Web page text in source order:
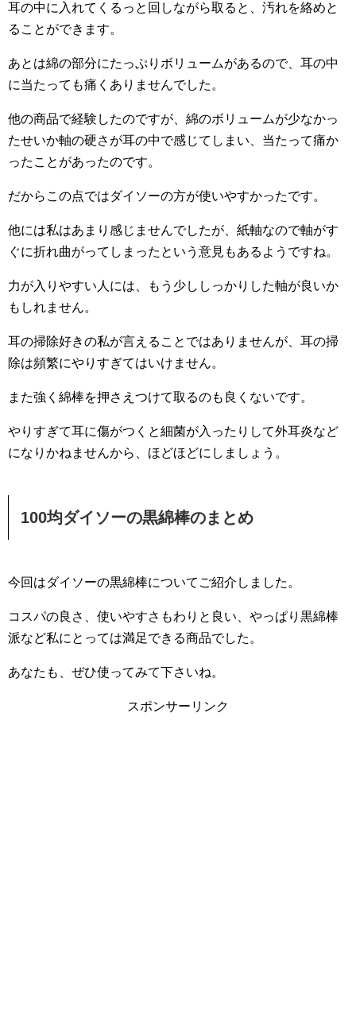
耳の中に入れてくるっと回しながら取ると、汚れを絡めと
ることができます。
あとは綿の部分にたっぷりボリュームがあるので、耳の中
に当たっても痛くありませんでした。
他の商品で経験したのですが、綿のボリュームが少なかっ
たせいか軸の硬さが耳の中で感じてしまい、当たって痛か
ったことがあったのです。
だからこの点ではダイソーの方が使いやすかったです。
他には私はあまり感じませんでしたが、紙軸なので軸がす
ぐに折れ曲がってしまったという意見もあるようですね。
力が入りやすい人には、もう少ししっかりした軸が良いか
もしれません。
耳の掃除好きの私が言えることではありませんが、耳の掃
除は頻繁にやりすぎてはいけません。
また強く綿棒を押さえつけて取るのも良くないです。
やりすぎて耳に傷がつくと細菌が入ったりして外耳炎など
になりかねませんから、ほどほどにしましょう。
100均ダイソーの黒綿棒のまとめ
今回はダイソーの黒綿棒についてご紹介しました。
コスパの良さ、使いやすさもわりと良い、やっぱり黒綿棒
派など私にとっては満足できる商品でした。
あなたも、ぜひ使ってみて下さいね。
スポンサーリンク